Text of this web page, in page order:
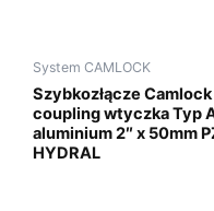
System CAMLOCK
Szybkozłącze Camlock
coupling wtyczka Typ
aluminium 2″ x 50mm
HYDRAL